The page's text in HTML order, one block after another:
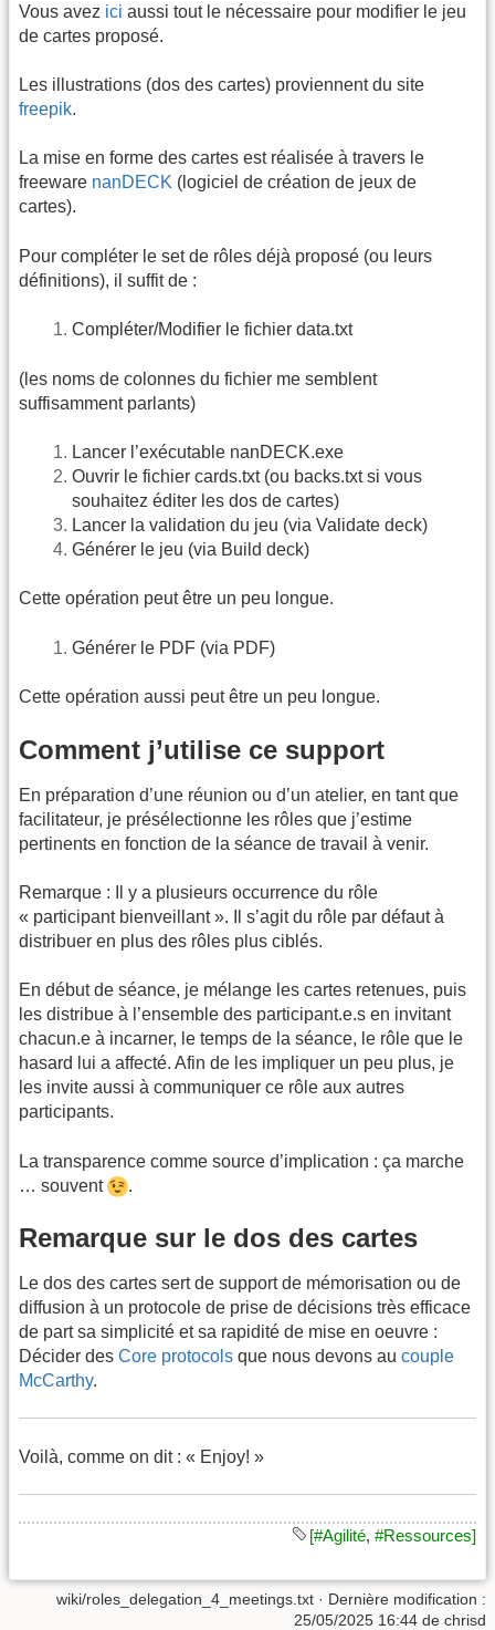
Vous avez ici aussi tout le nécessaire pour modifier le jeu
de cartes proposé.
Les illustrations (dos des cartes) proviennent du site
freepik.
La mise en forme des cartes est réalisée à travers le
freeware nanDECK (logiciel de création de jeux de
cartes).
Pour compléter le set de rôles déjà proposé (ou leurs
définitions), il suffit de :
Compléter/Modifier le fichier data.txt
(les noms de colonnes du fichier me semblent
suffisamment parlants)
Lancer l’exécutable nanDECK.exe
Ouvrir le fichier cards.txt (ou backs.txt si vous
souhaitez éditer les dos de cartes)
Lancer la validation du jeu (via Validate deck)
Générer le jeu (via Build deck)
Cette opération peut être un peu longue.
Générer le PDF (via PDF)
Cette opération aussi peut être un peu longue.
Comment j’utilise ce support
En préparation d’une réunion ou d’un atelier, en tant que
facilitateur, je présélectionne les rôles que j’estime
pertinents en fonction de la séance de travail à venir.
Remarque : Il y a plusieurs occurrence du rôle
« participant bienveillant ». Il s’agit du rôle par défaut à
distribuer en plus des rôles plus ciblés.
En début de séance, je mélange les cartes retenues, puis
les distribue à l’ensemble des participant.e.s en invitant
chacun.e à incarner, le temps de la séance, le rôle que le
hasard lui a affecté. Afin de les impliquer un peu plus, je
les invite aussi à communiquer ce rôle aux autres
participants.
La transparence comme source d’implication : ça marche
… souvent
.
Remarque sur le dos des cartes
Le dos des cartes sert de support de mémorisation ou de
diffusion à un protocole de prise de décisions très efficace
de part sa simplicité et sa rapidité de mise en oeuvre :
Décider des Core protocols que nous devons au couple
McCarthy.
Voilà, comme on dit : « Enjoy! »
[#Agilité, #Ressources]
wiki/roles_delegation_4_meetings.txt · Dernière modification :
25/05/2025 16:44 de chrisd